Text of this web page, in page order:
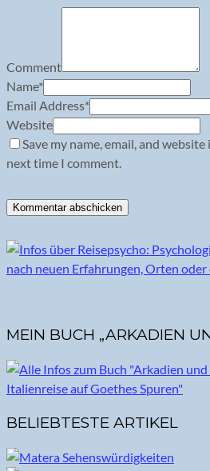
Comment
Name*
Email Address*
Website
Save my name, email, and
next time I comment.
MEIN BUCH „ARKADIEN
BELIEBTESTE ARTIKEL